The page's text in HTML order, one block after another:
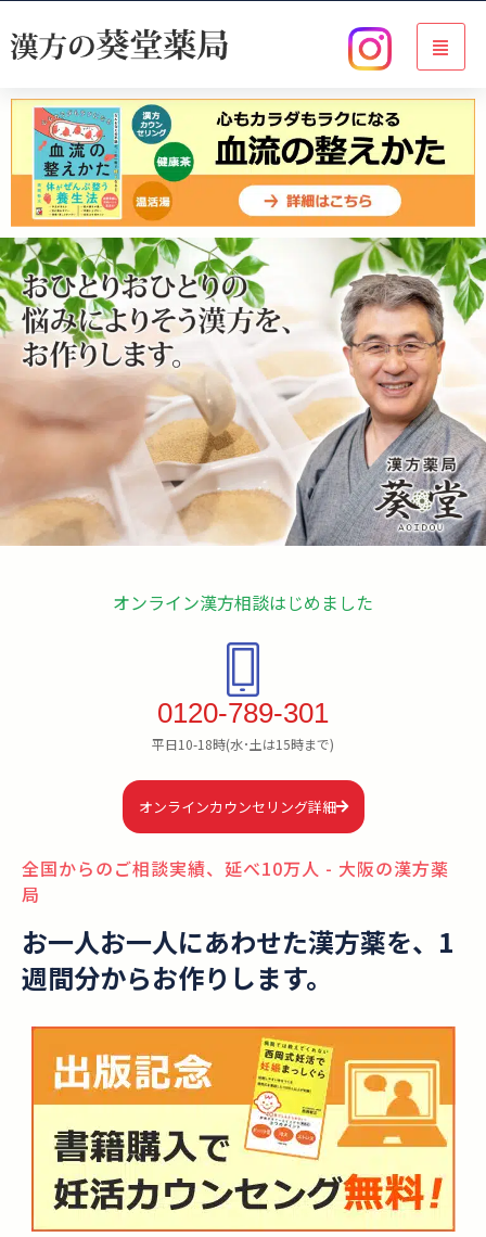
オンライン漢方相談はじめました
0120-789-301
平日10-18時(水･土は15時まで)
オンラインカウンセリング詳細
全国からのご相談実績、延べ10万人 - 大阪の漢方薬
局
お一人お一人にあわせた漢方薬を、1
週間分からお作りします。